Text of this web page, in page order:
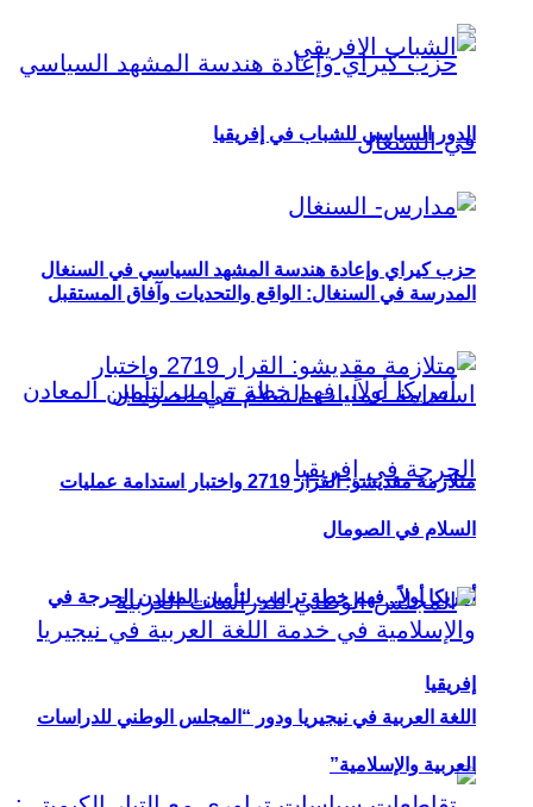
حزب كيراي وإعادة هندسة المشهد السياسي في السنغال
أمريكا أولاً.. فهم خطة ترامب لتأمين المعادن الحرجة في
إفريقيا
الدور السياسي للشباب في إفريقيا
المدرسة في السنغال: الواقع والتحديات وآفاق المستقبل
متلازمة مقديشو: القرار 2719 واختبار استدامة عمليات
السلام في الصومال
اللغة العربية في نيجيريا ودور “المجلس الوطني للدراسات
العربية والإسلامية”